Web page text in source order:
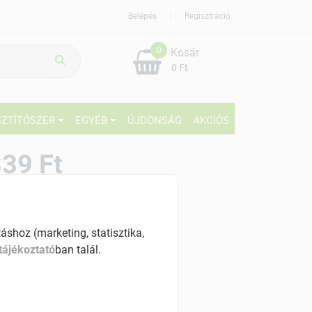
Regisztráció
Belépés
0
0 Ft
Kosár
EGYÉB ÚJDONSÁG AKCIÓS
Ft
(marketing, statisztika,
ban talál.